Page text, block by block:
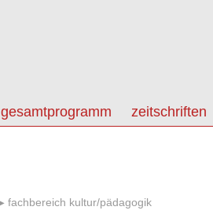
gesamtprogramm zeitschriften
fachbereich kultur/pädagogik